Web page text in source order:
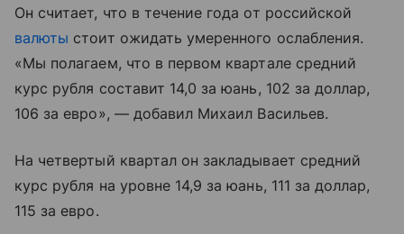
Он считает, что в течение года от российской
валюты стоит ожидать умеренного ослабления.
«Мы полагаем, что в первом квартале средний
курс рубля составит 14,0 за юань, 102 за доллар,
106 за евро», — добавил Михаил Васильев.
На четвертый квартал он закладывает средний
курс рубля на уровне 14,9 за юань, 111 за доллар,
115 за евро.